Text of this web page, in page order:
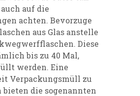
auf die
achten. Bevorzuge
aus Glas anstelle
Diese
bis zu 40 Mal,
werden. Eine
Verpackungsmüll zu
bieten die sogenannten